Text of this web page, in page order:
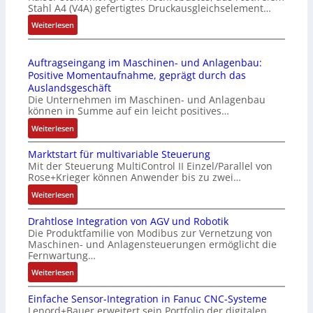
C
l
ä
s
t
s
i
c
h
f
l
e
x
i
b
e
l
f
ü
r
i
u
l
e
r
i
n
g
e
n
G
u
n
d
5
G
a
u
d
n
6
2
4
3
-
Z
e
r
t
i
f
i
z
i
e
u
n
g
b
e
s
Stahl A4 (V4A) gefertigtes Druckausgleichselement…
Weiterlesen:
D
u
c
k
a
u
s
g
l
e
i
c
h
e
l
e
m
e
n
Auftragseingang im Maschinen- und Anlagenbau:
Positive Momentaufnahme, geprägt durch das
Auslandsgeschäft
Die Unternehmen im Maschinen- und Anlagenbau
können in Summe auf ein leicht positives…
Weiterlesen:
A
u
f
t
r
a
g
s
e
i
n
g
a
Marktstart für multivariable Steuerung
Mit der Steuerung MultiControl II Einzel/Parallel von
Rose+Krieger können Anwender bis zu zwei…
Weiterlesen:
M
a
r
k
t
s
t
a
Drahtlose Integration von AGV und Robotik
Die Produktfamilie von Modibus zur Vernetzung von
Maschinen- und Anlagensteuerungen ermöglicht die
Fernwartung…
Weiterlesen:
D
r
Einfache Sensor-Integration in Fanuc CNC-Systeme